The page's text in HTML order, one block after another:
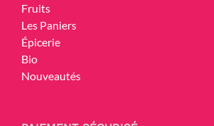
Fruits
Les Paniers
Épicerie
Bio
Nouveautés